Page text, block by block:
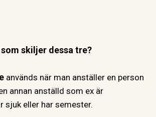
skiljer dessa tre?
används när man anställer en person
annan anställd som ex är
sjuk eller har semester.